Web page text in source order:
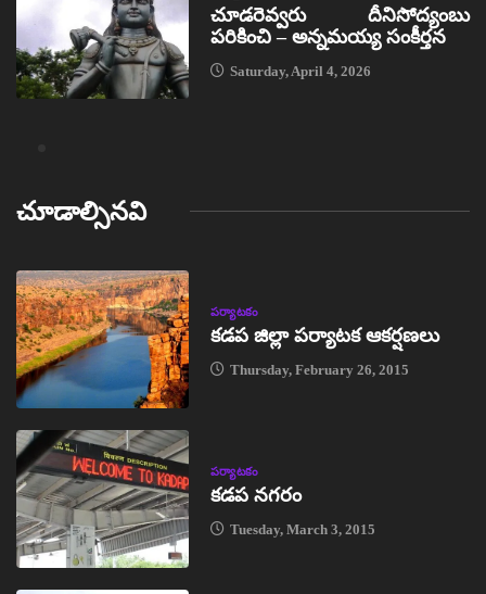
చూడరెవ్వరు దీనిసోద్యంబు
పరికించి – అన్నమయ్య సంకీర్తన
Saturday, April 4, 2026
చూడాల్సినవి
పర్యాటకం
కడప జిల్లా పర్యాటక ఆకర్షణలు
Thursday, February 26, 2015
పర్యాటకం
కడప నగరం
Tuesday, March 3, 2015